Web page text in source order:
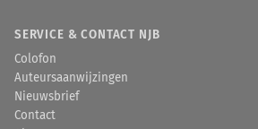
SERVICE & CONTACT NJB
Colofon
Auteursaanwijzingen
Nieuwsbrief
Contact